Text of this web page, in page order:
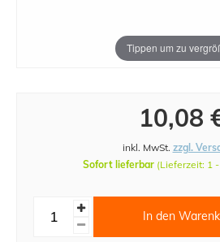
Tippen um zu
10,08
inkl. MwSt. zzgl.
Sofort lieferbar (Lieferzeit: 1
In den